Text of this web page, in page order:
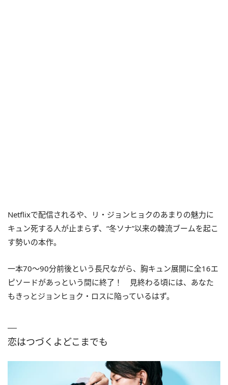
Netflixで配信されるや、リ・ジョンヒョクのあまりの魅力に
キュン死する人が止まらず、“冬ソナ”以来の韓流ブームを起こ
す勢いの本作。
一本70〜90分前後という長尺ながら、胸キュン展開に全16エ
ピソードがあっという間に終了！ 見終わる頃には、あなた
もきっとジョンヒョク・ロスに陥っているはず。
恋はつづくよどこまでも